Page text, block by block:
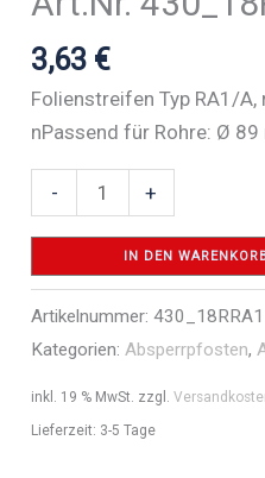
3,63 €
Folienstreifen Typ RA1/
nPassend für Rohre: Ø
-
Folienstreifen
Typ
-
Art.Nr.
430_18RRA1
+
IN DEN
Artikelnummer:430_18RRA1
Kategorien:Absperrpfosten,
inkl. 19 % MwSt. zzgl.
Lieferzeit: 3-5 Tage